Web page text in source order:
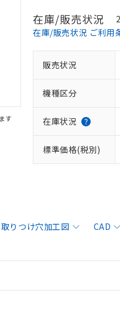
す
在庫/販売状況
在庫/販売状況 ご利用
販売状況
機種区分
在庫状況
標準価格(税別)
取りつけ穴加工図 CAD